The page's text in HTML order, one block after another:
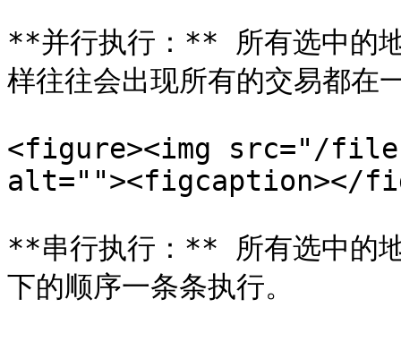
**并行执行：** 所有选中的
样往往会出现所有的交易都在
<figure><img src="/
alt=""><figcaption></
**串行执行：** 所有选中的
下的顺序一条条执行。